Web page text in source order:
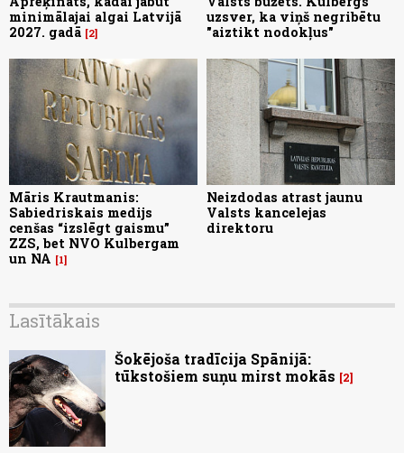
minimālajai algai Latvijā
2027. gadā 2
uzsver, ka viņš negribētu
"aiztikt nodokļus"
Māris Krautmanis:
Sabiedriskais medijs
cenšas “izslēgt gaismu”
ZZS, bet NVO Kulbergam
un NA
1
Neizdodas atrast jaunu
Valsts kancelejas
direktoru
Lasītākais
Šokējoša tradīcija Spānijā:
tūkstošiem suņu mirst mokās
2